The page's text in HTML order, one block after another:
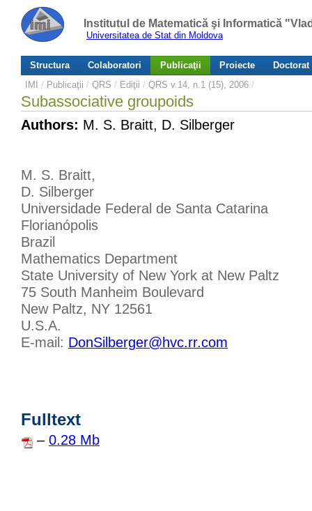
Institutul de Matematică şi Informatică
Universitatea de Stat din Moldova
Structura Colaboratori Publicaţii Proiecte
Doctorat
IMI / Publicaţii / QRS / Ediţii / QRS v.14, n.1 (15), 2006 /
Subassociative groupoids
Authors: M. S. Braitt, D. Silberger
M. S. Braitt,
D. Silberger
Universidade Federal de Santa Catarina
Florianópolis
Brazil
Mathematics Department
State University of New York at New Paltz
75 South Manheim Boulevard
New Paltz, NY 12561
U.S.A.
E-mail: DonSilberger@hvc.rr.com
Fulltext
– 0.28 Mb